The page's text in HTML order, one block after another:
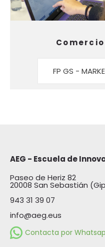
FP GS -
AEG - Escuela de
Paseo de Heriz 82
20008 San Sebastián
943 31 39 07
info@aeg.eus
Contacta por